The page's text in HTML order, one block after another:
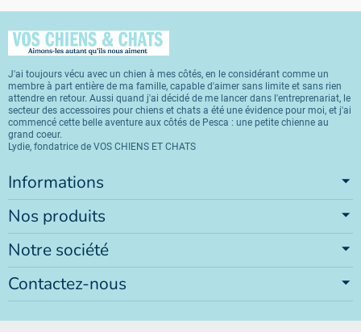
J'ai toujours vécu avec un chien à mes côtés, en le considérant comme un
membre à part entière de ma famille, capable d'aimer sans limite et sans rien
attendre en retour. Aussi quand j'ai décidé de me lancer dans l'entreprenariat, le
secteur des accessoires pour chiens et chats a été une évidence pour moi, et j'ai
commencé cette belle aventure aux côtés de Pesca : une petite chienne au
grand coeur.
Lydie, fondatrice de VOS CHIENS ET CHATS
Informations
Nos produits
Notre société
Contactez-nous